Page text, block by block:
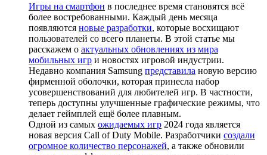
Игры на смартфон в последнее время становятся всё
более востребованными. Каждый день месяца
появляются новые разработки, которые восхищают
пользователей со всего планеты. В этой статье мы
расскажем о актуальных обновлениях из мира
мобильных игр и новостях игровой индустрии.
Недавно компания Samsung представила новую версию
фирменной оболочки, которая принесла набор
усовершенствований для любителей игр. В частности,
теперь доступны улучшенные графические режимы, что
делает геймплей ещё более плавным.
Одной из самых ожидаемых игр 2024 года является
новая версия Call of Duty Mobile. Разработчики создали
огромное количество персонажей, а также обновили